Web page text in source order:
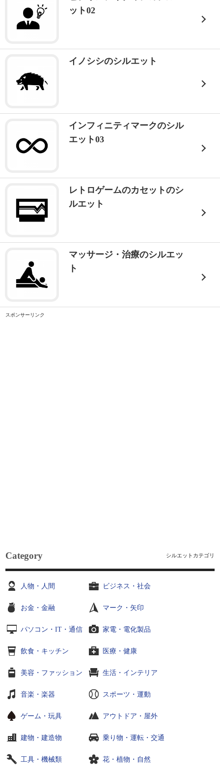
ット02
イノシシのシルエット
インフィニティマークのシル
エット03
レトロゲームのカセットのシ
ルエット
マッサージ・治療のシルエッ
ト
スポンサーリンク
Category シルエットカテゴリ
人物・人間 ビジネス・社会
お金・金融 マーク・矢印
パソコン・IT・通信 家電・電化製品
飲食・キッチン 医療・健康
美容・ファッション 生活・インテリア
音楽・楽器 スポーツ・運動
ゲーム・玩具 アウトドア・屋外
建物・建造物 乗り物・運転・交通
工具・機械類 花・植物・自然